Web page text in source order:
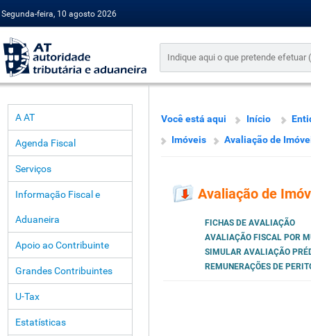
Segunda-feira, 10 agosto 2026
A AT
Agenda Fiscal
Serviços
Informação Fiscal e
Aduaneira
Apoio ao Contribuinte
Grandes Contribuintes
U-Tax
Estatísticas
Você está aqui Início
Imóveis
Avaliação de
Avaliação de
FICHAS DE AVALIAÇÃO
AVALIAÇÃO FISCAL POR
SIMULAR AVALIAÇÃO
REMUNERAÇÕES DE